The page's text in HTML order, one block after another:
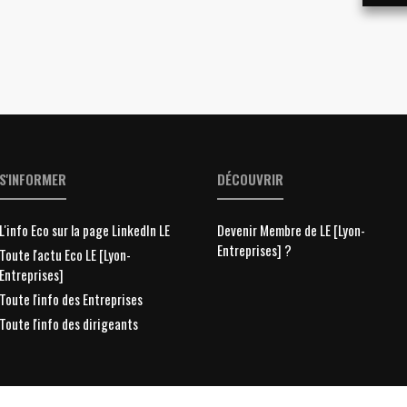
S'INFORMER
L'info Eco sur la page LinkedIn LE
Toute l'actu Eco LE [Lyon-
Entreprises]
Toute l'info des Entreprises
Toute l'info des dirigeants
DÉCOUVRIR
Devenir Membre de LE [Lyon-
Entreprises] ?